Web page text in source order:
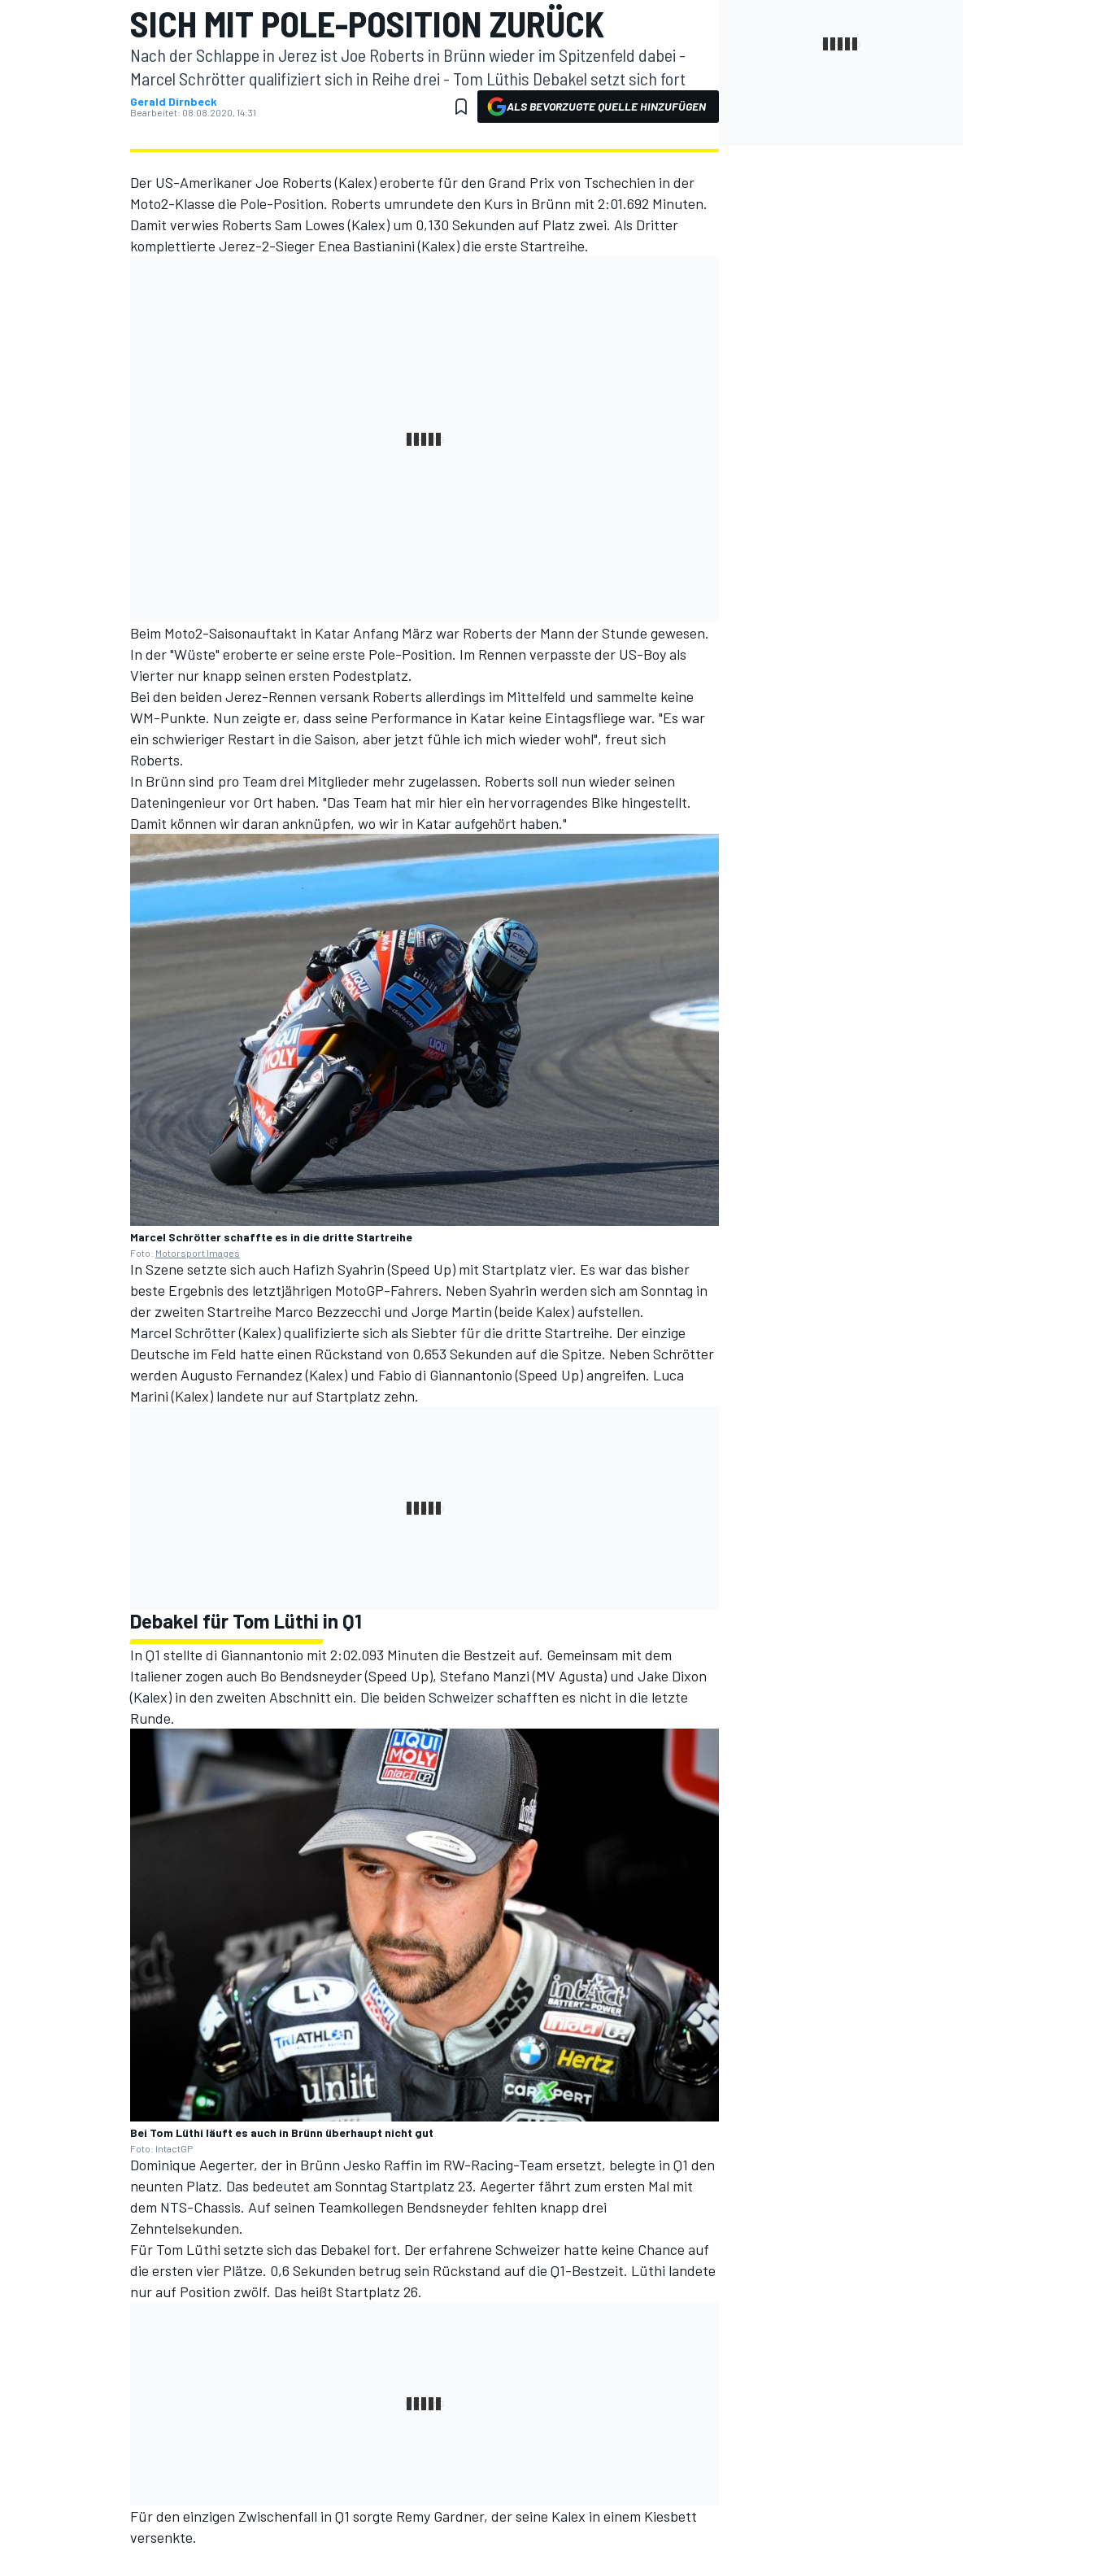
SPORTWAGEN
SICH MIT POLE-POSITION ZURÜCK
Nach der Schlappe in Jerez ist Joe Roberts in Brünn wieder im Spitzenfeld dabei -
Marcel Schrötter qualifiziert sich in Reihe drei - Tom Lüthis Debakel setzt sich fort
Gerald Dirnbeck
Bearbeitet: 08.08.2020, 14:31 ALS BEVORZUGTE QUELLE HINZUFÜGEN
Der US-Amerikaner Joe Roberts (Kalex) eroberte für den Grand Prix von Tschechien in der
Moto2-Klasse die Pole-Position. Roberts umrundete den Kurs in Brünn mit 2:01.692 Minuten.
Damit verwies Roberts Sam Lowes (Kalex) um 0,130 Sekunden auf Platz zwei. Als Dritter
komplettierte Jerez-2-Sieger Enea Bastianini (Kalex) die erste Startreihe.
Beim Moto2-Saisonauftakt in Katar Anfang März war Roberts der Mann der Stunde gewesen.
In der "Wüste" eroberte er seine erste Pole-Position. Im Rennen verpasste der US-Boy als
Vierter nur knapp seinen ersten Podestplatz.
Bei den beiden Jerez-Rennen versank Roberts allerdings im Mittelfeld und sammelte keine
WM-Punkte. Nun zeigte er, dass seine Performance in Katar keine Eintagsfliege war. "Es war
ein schwieriger Restart in die Saison, aber jetzt fühle ich mich wieder wohl", freut sich
Roberts.
In Brünn sind pro Team drei Mitglieder mehr zugelassen. Roberts soll nun wieder seinen
Dateningenieur vor Ort haben. "Das Team hat mir hier ein hervorragendes Bike hingestellt.
Damit können wir daran anknüpfen, wo wir in Katar aufgehört haben."
Marcel Schrötter schaffte es in die dritte Startreihe
Foto: Motorsport Images
In Szene setzte sich auch Hafizh Syahrin (Speed Up) mit Startplatz vier. Es war das bisher
beste Ergebnis des letztjährigen MotoGP-Fahrers. Neben Syahrin werden sich am Sonntag in
der zweiten Startreihe Marco Bezzecchi und Jorge Martin (beide Kalex) aufstellen.
Marcel Schrötter (Kalex) qualifizierte sich als Siebter für die dritte Startreihe. Der einzige
Deutsche im Feld hatte einen Rückstand von 0,653 Sekunden auf die Spitze. Neben Schrötter
werden Augusto Fernandez (Kalex) und Fabio di Giannantonio (Speed Up) angreifen. Luca
Marini (Kalex) landete nur auf Startplatz zehn.
Debakel für Tom Lüthi in Q1
In Q1 stellte di Giannantonio mit 2:02.093 Minuten die Bestzeit auf. Gemeinsam mit dem
Italiener zogen auch Bo Bendsneyder (Speed Up), Stefano Manzi (MV Agusta) und Jake Dixon
(Kalex) in den zweiten Abschnitt ein. Die beiden Schweizer schafften es nicht in die letzte
Runde.
Bei Tom Lüthi läuft es auch in Brünn überhaupt nicht gut
Foto: IntactGP
Dominique Aegerter, der in Brünn Jesko Raffin im RW-Racing-Team ersetzt, belegte in Q1 den
neunten Platz. Das bedeutet am Sonntag Startplatz 23. Aegerter fährt zum ersten Mal mit
dem NTS-Chassis. Auf seinen Teamkollegen Bendsneyder fehlten knapp drei
Zehntelsekunden.
Für Tom Lüthi setzte sich das Debakel fort. Der erfahrene Schweizer hatte keine Chance auf
die ersten vier Plätze. 0,6 Sekunden betrug sein Rückstand auf die Q1-Bestzeit. Lüthi landete
nur auf Position zwölf. Das heißt Startplatz 26.
Für den einzigen Zwischenfall in Q1 sorgte Remy Gardner, der seine Kalex in einem Kiesbett
versenkte.